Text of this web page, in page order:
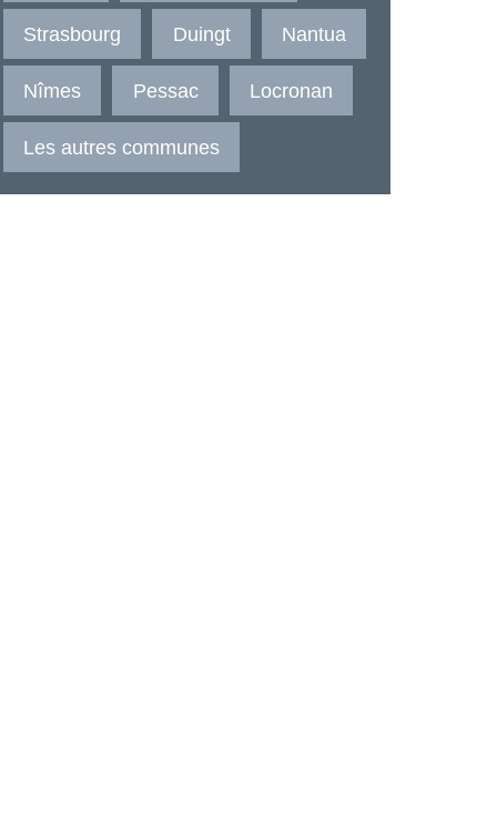
Strasbourg Duingt Nantua
Nîmes Pessac Locronan
Les autres communes